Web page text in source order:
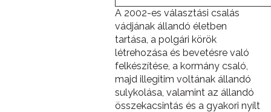
A 2002-es választási csalás
vádjának állandó életben
tartása, a polgári körök
létrehozása és bevetésre való
felkészítése, a kormány csaló,
majd illegitim voltának állandó
sulykolása, valamint az állandó
összekacsintás és a gyakori nyílt